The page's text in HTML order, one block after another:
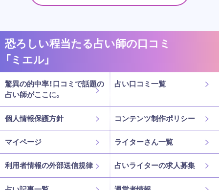
恐ろしい程当たる占い師の口コミ
「ミエル」
驚異の的中率！口コミで話題の
占い師がここに。
占い口コミ一覧
個人情報保護方針 コンテンツ制作ポリシー
マイページ ライターさん一覧
利用者情報の外部送信規律 占いライターの求人募集